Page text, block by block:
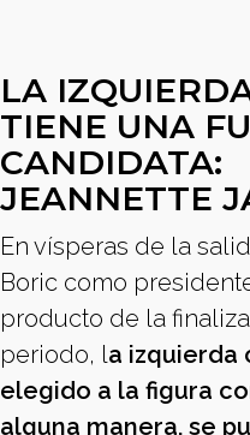
LA
TIENE UNA
CANDIDATA:
JEANNETTE
En vísperas de la
Boric como
producto de la
periodo, la izquierda
elegido a la figura
alguna manera, se